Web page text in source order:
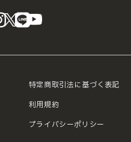
instagram
X LINE
特定商取引法に基づく表記
利用規約
プライバシーポリシー